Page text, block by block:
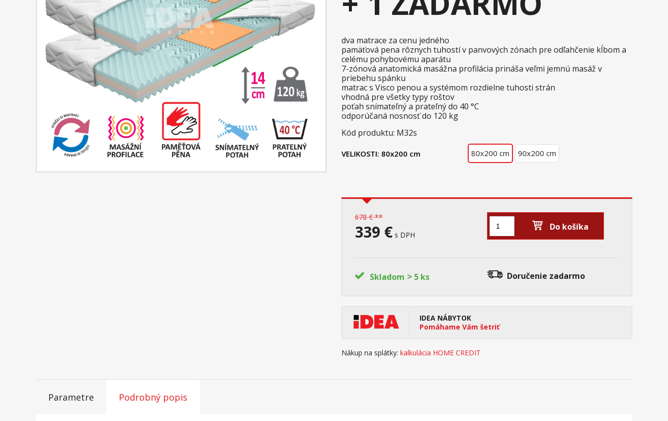
dva matrace za cenu jedného
pamäťová pena rôznych tuhostí v panvových zónach pre odľahčenie kĺbom a
celému pohybovému aparátu
7-zónová anatomická masážna profilácia prináša veľmi jemnú masáž v
priebehu spánku
matrac s Visco penou a systémom rozdielne tuhosti strán
vhodná pre všetky typy roštov
poťah snímateľný a prateľný do 40 °C
odporúčaná nosnosť do 120 kg
Kód produktu: M32s
VELIKOSTI: 80x200 cm 80x200 cm 90x200 cm
678 € **
339 € s DPH
Do košíka
Skladom > 5 ks Doručenie zadarmo
IDEA NÁBYTOK
Pomáhame Vám šetriť
Nákup na splátky: kalkulácia HOME CREDIT
Parametre Podrobný popis